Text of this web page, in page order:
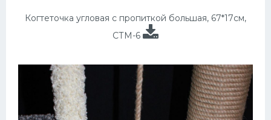
Когтеточка угловая с пропиткой большая, 67*17см,
СТМ-6